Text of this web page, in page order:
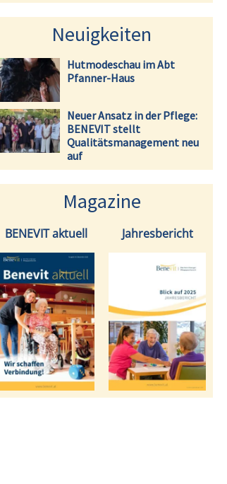
Neuigkeiten
Hutmodeschau im Abt
Pfanner-Haus
Neuer Ansatz in der Pflege:
BENEVIT stellt
Qualitätsmanagement neu
auf
Magazine
BENEVIT aktuell Jahresbericht